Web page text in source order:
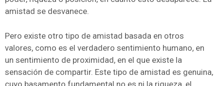
amistad se desvanece.
Pero existe otro tipo de amistad basada en otros
valores, como es el verdadero sentimiento humano, en
un sentimiento de proximidad, en el que existe la
sensación de compartir. Este tipo de amistad es genuina,
cuyo basamento fundamental no es ni la riqueza, el